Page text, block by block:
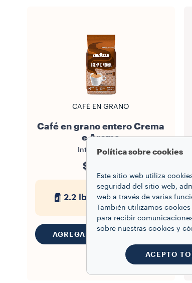
CAFÉ EN GRANO
Café en grano entero Crema
e Aroma
Intensità8/10
$24.99
2.2 lb 1
AGREGAR A LA CARRITO
Política sobre cookies
Este sitio web utiliza
seguridad del sitio web,
web a través de varias
También utilizamos
para recibir
sobre nuestras cookies y
ACEPTO